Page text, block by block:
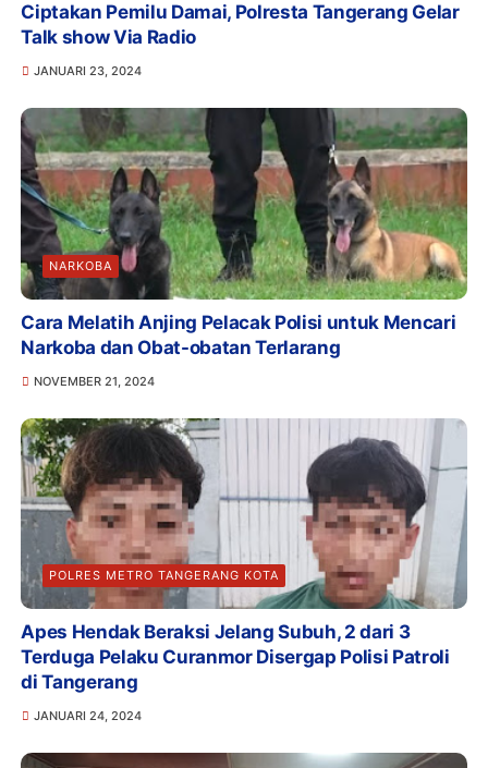
Ciptakan Pemilu Damai, Polresta Tangerang Gelar
Talk show Via Radio
JANUARI 23, 2024
NARKOBA
Cara Melatih Anjing Pelacak Polisi untuk Mencari
Narkoba dan Obat-obatan Terlarang
NOVEMBER 21, 2024
POLRES METRO TANGERANG KOTA
Apes Hendak Beraksi Jelang Subuh, 2 dari 3
Terduga Pelaku Curanmor Disergap Polisi Patroli
di Tangerang
JANUARI 24, 2024